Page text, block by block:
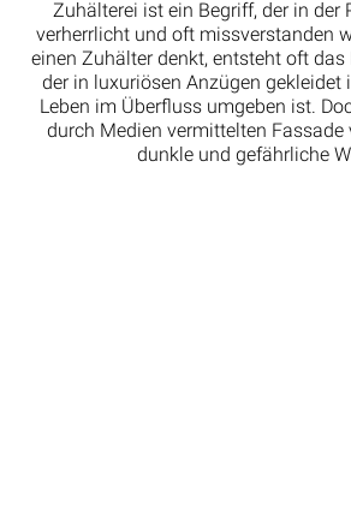
Zuhälterei ist ein Begriff, der in der
verherrlicht und oft missverstanden
einen Zuhälter denkt, entsteht oft das
der in luxuriösen Anzügen gekleidet
Leben im Überfluss umgeben ist.
durch Medien vermittelten Fassade
dunkle und gefährliche